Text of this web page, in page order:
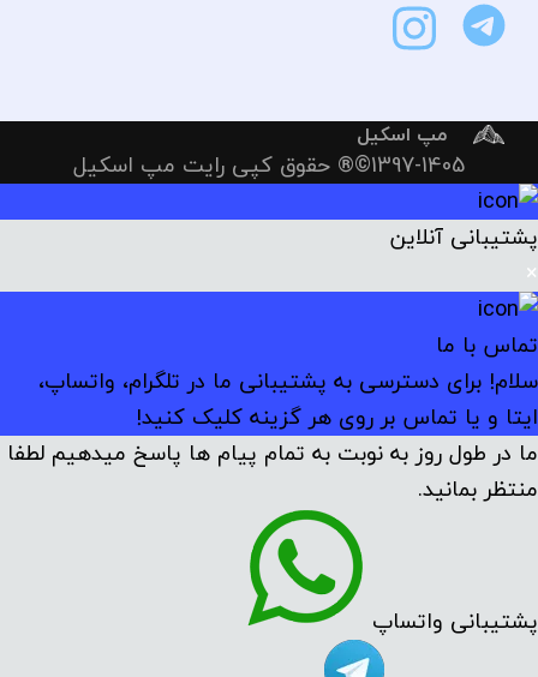
مپ اسکیل
1397-1405©® حقوق کپی رایت مپ اسکیل
پشتیبانی آنلاین
×
تماس با ما
سلام! برای دسترسی به پشتیبانی ما در تلگرام، واتساپ،
ایتا و یا تماس بر روی هر گزینه کلیک کنید!
ما در طول روز به نوبت به تمام پیام ها پاسخ میدهیم لطفا
منتظر بمانید.
پشتیبانی واتساپ